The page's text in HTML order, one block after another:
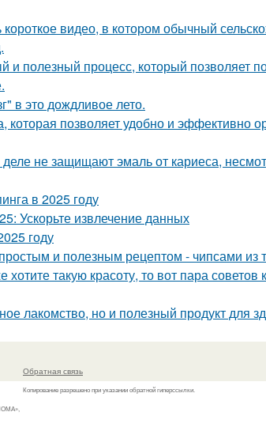
видео, в котором обычный
полезный процесс, который позволяет
в это дождливое лето.
которая позволяет удобно и эффективно
не защищают эмаль от кариеса,
в 2025 году
Ускорьте извлечение данных
году
и полезным рецептом - чипсами из
такую красоту, то вот пара советов
лакомство, но и полезный продукт для
Обратная связь
Копирование разрешено при указании обратной гиперссылки.